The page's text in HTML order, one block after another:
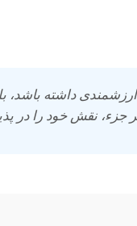
داشته باشد،
جزء، نقش خود را در